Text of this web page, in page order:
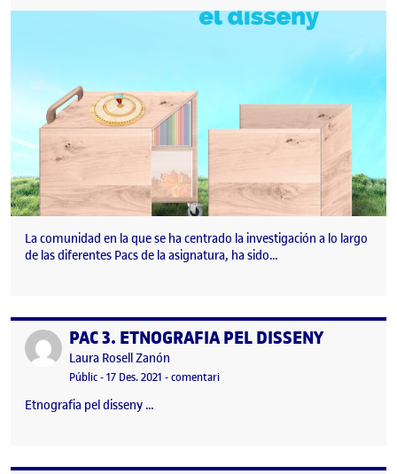
La comunidad en la que se ha centrado la investigación a lo largo
de las diferentes Pacs de la asignatura, ha sido…
Publicat perPAC 3. ETNOGRAFIA PEL DISSENY
Publicat per
Laura Rosell Zanón
Visibilitat:
Públic-Data de publicació
17 Des. 2021 -comentariel PAC 3. ETNOGRAFIA PEL DISSENY
Etnografia pel disseny …